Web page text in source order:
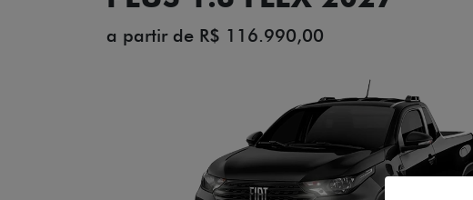
a partir de R$ 116.990,00